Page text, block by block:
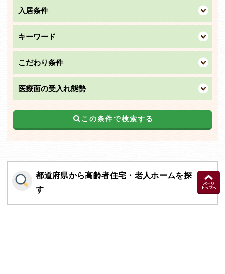
入居条件
キーワード
こだわり条件
医療面の受入れ態勢
この条件で検索する
都道府県から高齢者住宅・老人ホームを探
す